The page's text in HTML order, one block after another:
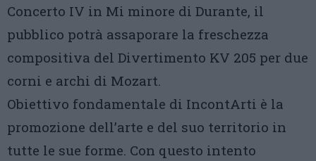
Concerto IV in Mi minore di Durante, il
pubblico potrà assaporare la freschezza
compositiva del Divertimento KV 205 per due
corni e archi di Mozart.
Obiettivo fondamentale di IncontArti è la
promozione dell’arte e del suo territorio in
tutte le sue forme. Con questo intento